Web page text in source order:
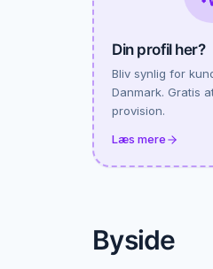
Din profil her?
Bliv synlig for
Danmark. Gratis
provision.
Læs mere
Byside